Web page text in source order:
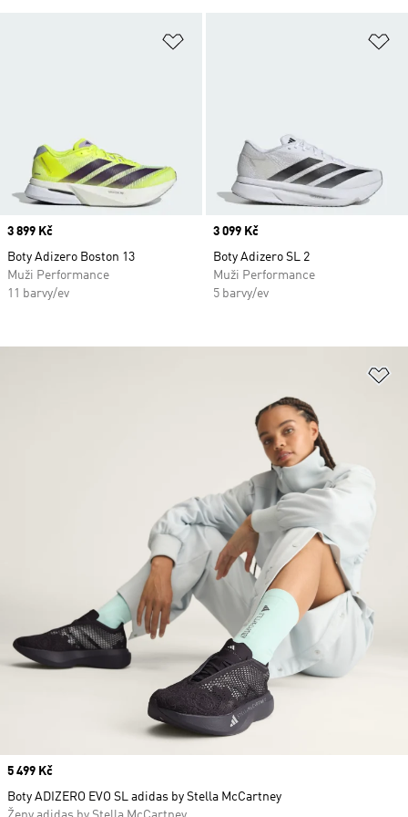
Price
3 899 Kč
Boty Adizero Boston 13
Muži Performance
11 barvy/ev
Price
3 099 Kč
Boty Adizero SL 2
Muži Performance
5 barvy/ev
Price
5 499 Kč
Boty ADIZERO EVO SL adidas by Stella McCartney